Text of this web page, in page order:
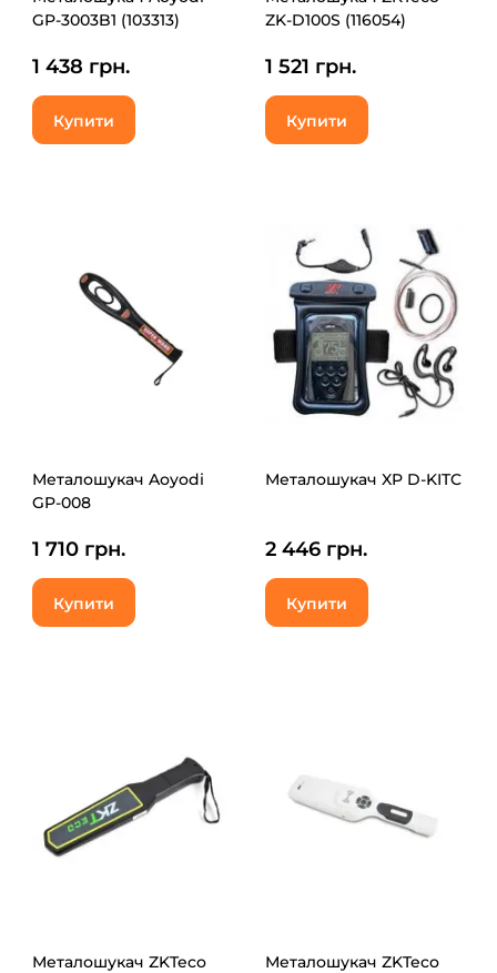
GP-3003B1 (103313)
1 438 грн.
Купити
ZK-D100S (116054)
1 521 грн.
Купити
Металошукач Aoyodi
GP-008
1 710 грн.
Купити
Металошукач XP D-KITC
2 446 грн.
Купити
Металошукач ZKTeco
Металошукач ZKTeco